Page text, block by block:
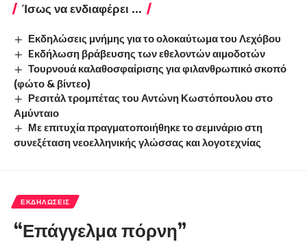
Ίσως να ενδιαφέρει ...
Εκδηλώσεις μνήμης για το ολοκαύτωμα του Λεχόβου
Eκδήλωση βράβευσης των εθελοντών αιμοδοτών
Τουρνουά καλαθοσφαίρισης για φιλανθρωπικό σκοπό
(φώτο & βίντεο)
Ρεσιτάλ τρομπέτας του Αντώνη Κωστόπουλου στο
Αμύνταιο
Με επιτυχία πραγματοποιήθηκε το σεμινάριο στη
συνεξέταση νεοελληνικής γλώσσας και λογοτεχνίας
ΕΚΔΗΛΏΣΕΙΣ
“Επάγγελμα πόρνη”